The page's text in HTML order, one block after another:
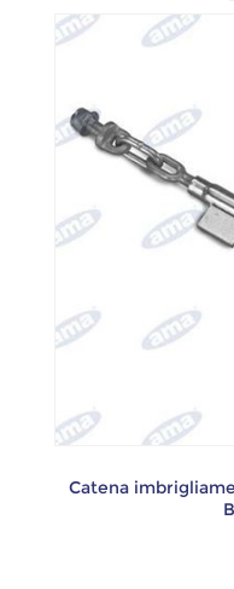
Catena